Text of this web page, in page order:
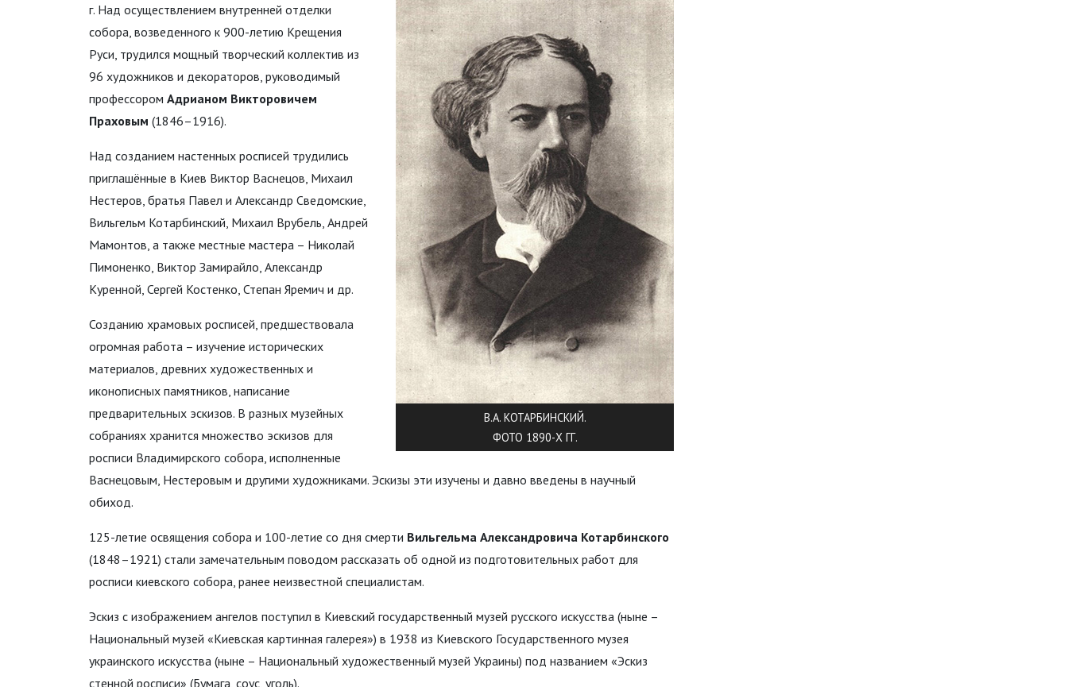
В.А. КОТАРБИНСКИЙ.
ФОТО 1890-Х ГГ.
г. Над осуществлением внутренней отделки
собора, возведенного к 900-летию Крещения
Руси, трудился мощный творческий коллектив из
96 художников и декораторов, руководимый
профессором Адрианом Викторовичем
Праховым (1846–1916).
Над созданием настенных росписей трудились
приглашённые в Киев Виктор Васнецов, Михаил
Нестеров, братья Павел и Александр Сведомские,
Вильгельм Котарбинский, Михаил Врубель, Андрей
Мамонтов, а также местные мастера – Николай
Пимоненко, Виктор Замирайло, Александр
Куренной, Сергей Костенко, Степан Яремич и др.
Созданию храмовых росписей, предшествовала
огромная работа – изучение исторических
материалов, древних художественных и
иконописных памятников, написание
предварительных эскизов. В разных музейных
собраниях хранится множество эскизов для
росписи Владимирского собора, исполненные
Васнецовым, Нестеровым и другими художниками. Эскизы эти изучены и давно введены в научный
обиход.
125-летие освящения собора и 100-летие со дня смерти Вильгельма Александровича Котарбинского
(1848–1921) стали замечательным поводом рассказать об одной из подготовительных работ для
росписи киевского собора, ранее неизвестной специалистам.
Эскиз с изображением ангелов поступил в Киевский государственный музей русского искусства (ныне –
Национальный музей «Киевская картинная галерея») в 1938 из Киевского Государственного музея
украинского искусства (ныне – Национальный художественный музей Украины) под названием «Эскиз
стенной росписи» (Бумага, соус, уголь).